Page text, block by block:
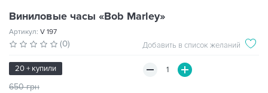
Виниловые часы «Bob Marley»
Артикул: V 197
(0) Добавить в список желаний
20 + купили
650 грн